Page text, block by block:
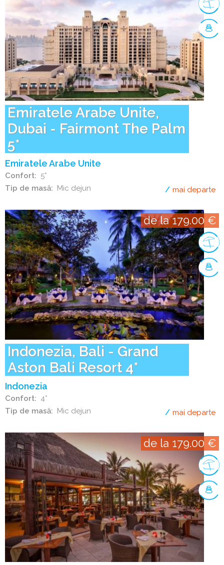
Emiratele Arabe Unite,
Dubai - Fairmont The Palm
5*
Emiratele Arabe Unite
Confort
5*
Tip de masă
Mic dejun mai departe
Indonezia, Bali - Grand
Aston Bali Resort 4*
Indonezia
Confort
4*
Tip de masă
Mic dejun
de la 179.00 €
mai departe
de la 179.00 €